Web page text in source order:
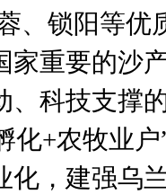
、锁阳等优
家重要的沙
、科技支撑
化+农牧业户
化，建强乌